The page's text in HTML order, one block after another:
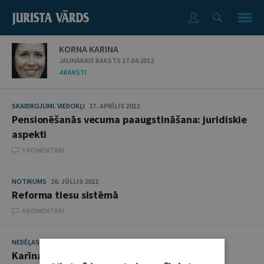
KORNA KARINA
JAUNĀKAIS RAKSTS 17.04.2012
4 RAKSTI
SKAIDROJUMI. VIEDOKĻI 17. APRĪLIS 2012
Pensionēšanās vecuma paaugstināšana: juridiskie
aspekti
5 KOMENTĀRI
NOTIKUMS 26. JŪLIJS 2011
Reforma tiesu sistēmā
6 KOMENTĀRI
NEDĒĻAS JURISTS
Karīna Korna